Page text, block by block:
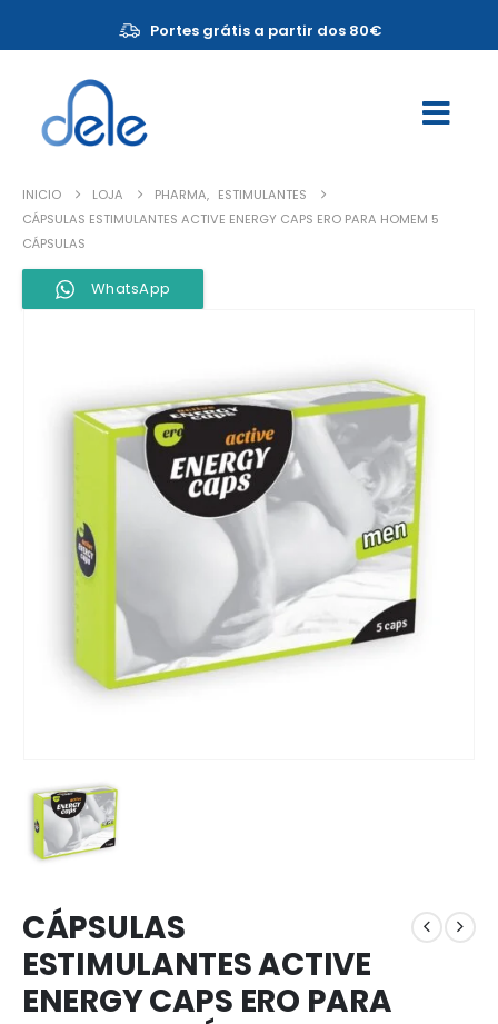
Portes grátis a partir dos 80€
INICIO LOJA PHARMA, ESTIMULANTES
CÁPSULAS ESTIMULANTES ACTIVE ENERGY CAPS ERO PARA HOMEM 5
CÁPSULAS
WhatsApp
CÁPSULAS
ESTIMULANTES ACTIVE
ENERGY CAPS ERO PARA